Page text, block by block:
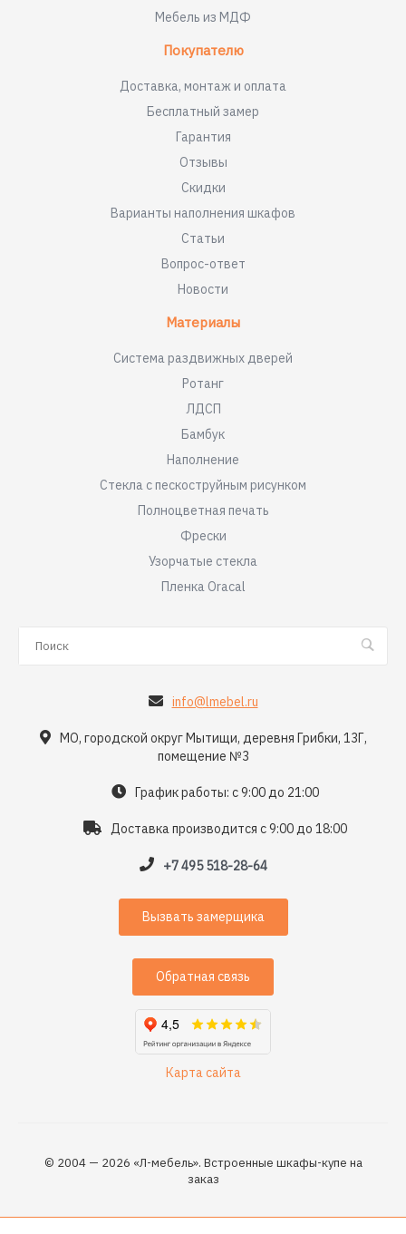
Мебель из МДФ
Покупателю
Доставка, монтаж и оплата
Бесплатный замер
Гарантия
Отзывы
Скидки
Варианты наполнения шкафов
Статьи
Вопрос-ответ
Новости
Материалы
Система раздвижных дверей
Ротанг
ЛДСП
Бамбук
Наполнение
Стекла с пескоструйным рисунком
Полноцветная печать
Фрески
Узорчатые стекла
Пленка Oracal
info@lmebel.ru
МО, городской округ Мытищи, деревня Грибки, 13Г,
помещение №3
График работы: с 9:00 до 21:00
Доставка производится с 9:00 до 18:00
+7 495 518-28-64
Вызвать замерщика
Обратная связь
Карта сайта
© 2004 — 2026 «Л-мебель». Встроенные шкафы-купе на
заказ